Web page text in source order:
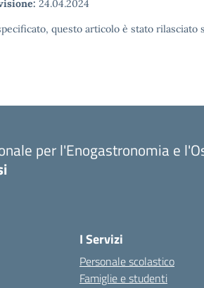
24.04.2024
questo articolo è stato
per l'Enogastronomia e
I Servizi
Personale scolastico
Famiglie e studenti